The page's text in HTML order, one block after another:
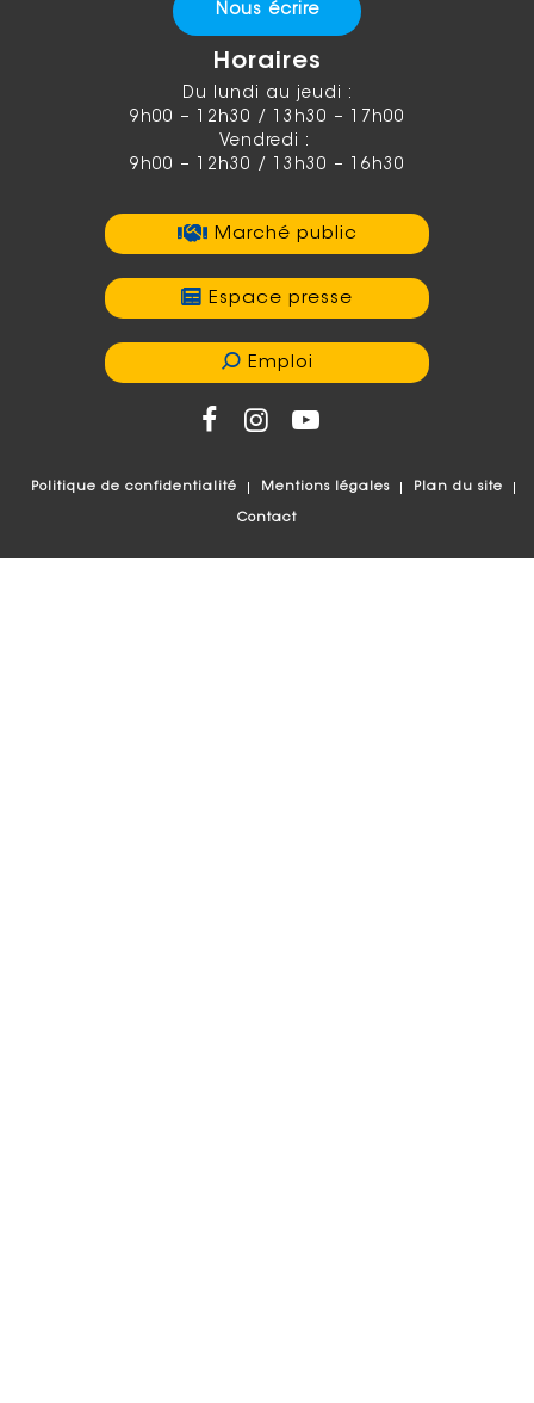
Nous écrire
Horaires
Du lundi au jeudi :
9h00 – 12h30 / 13h30 – 17h00
Vendredi :
9h00 – 12h30 / 13h30 – 16h30
Marché public
Espace presse
Emploi
Politique de confidentialité Mentions légales Plan du site
Contact